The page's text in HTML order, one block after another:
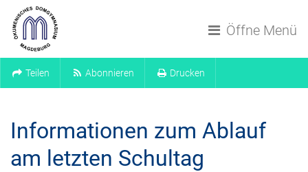
Öffne Menü
Teilen Abonnieren Drucken
Informationen zum Ablauf
am letzten Schultag